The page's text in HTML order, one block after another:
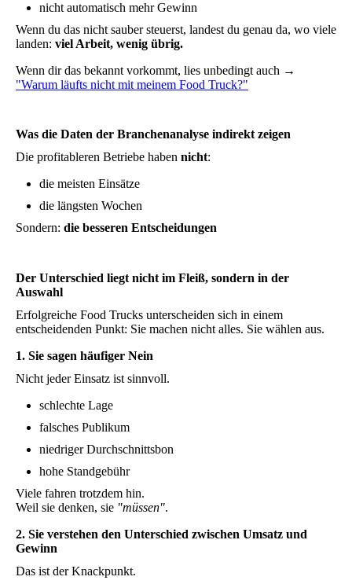
nicht automatisch mehr Gewinn
Wenn du das nicht sauber steuerst, landest du genau da, wo viele
landen: viel Arbeit, wenig übrig.
Wenn dir das bekannt vorkommt, lies unbedingt auch →
"Warum läufts nicht mit meinem Food Truck?"
Was die Daten der Branchenanalyse indirekt zeigen
Die profitableren Betriebe haben nicht:
die meisten Einsätze
die längsten Wochen
Sondern: die besseren Entscheidungen
Der Unterschied liegt nicht im Fleiß, sondern in der
Auswahl
Erfolgreiche Food Trucks unterscheiden sich in einem
entscheidenden Punkt: Sie machen nicht alles. Sie wählen aus.
1. Sie sagen häufiger Nein
Nicht jeder Einsatz ist sinnvoll.
schlechte Lage
falsches Publikum
niedriger Durchschnittsbon
hohe Standgebühr
Viele fahren trotzdem hin.
Weil sie denken, sie "müssen".
2. Sie verstehen den Unterschied zwischen Umsatz und
Gewinn
Das ist der Knackpunkt.